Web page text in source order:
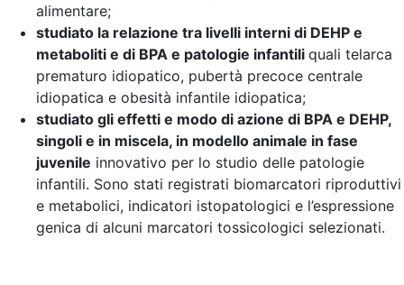
alimentare;
studiato la relazione tra livelli interni di DEHP e
metaboliti e di BPA e patologie infantili quali telarca
prematuro idiopatico, pubertà precoce centrale
idiopatica e obesità infantile idiopatica;
studiato gli effetti e modo di azione di BPA e DEHP,
singoli e in miscela, in modello animale in fase
juvenile innovativo per lo studio delle patologie
infantili. Sono stati registrati biomarcatori riproduttivi
e metabolici, indicatori istopatologici e l’espressione
genica di alcuni marcatori tossicologici selezionati.